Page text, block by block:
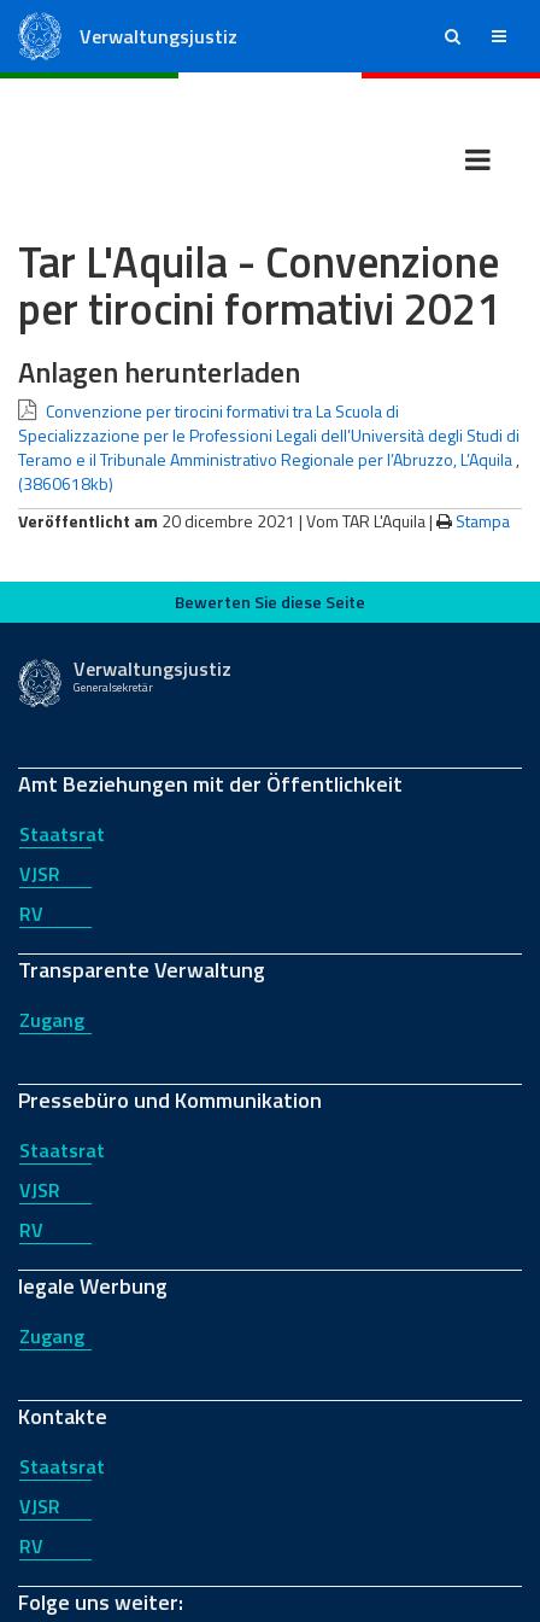
Verwaltungsjustiz ricerca menu
Tar L'Aquila - Convenzione
per tirocini formativi 2021
Anlagen herunterladen
Convenzione per tirocini formativi tra La Scuola di
Specializzazione per le Professioni Legali dell’Università degli Studi di
Teramo e il Tribunale Amministrativo Regionale per l’Abruzzo, L’Aquila,
(3860618kb)
Veröffentlicht am 20 dicembre 2021 |Vom TAR L'Aquila| Stampa
Bewerten Sie diese Seite
Bewerten Sie diese Seite
Verwaltungsjustiz
Generalsekretär
Amt Beziehungen mit der Öffentlichkeit
Staatsrat
VJSR
RV
Transparente Verwaltung
Zugang
Pressebüro und Kommunikation
Staatsrat
VJSR
RV
legale Werbung
Zugang
Kontakte
Staatsrat
VJSR
RV
Folge uns weiter: